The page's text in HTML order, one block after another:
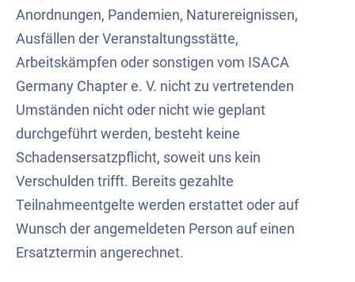
Anordnungen, Pandemien, Naturereignissen,
Ausfällen der Veranstaltungsstätte,
Arbeitskämpfen oder sonstigen vom ISACA
Germany Chapter e. V. nicht zu vertretenden
Umständen nicht oder nicht wie geplant
durchgeführt werden, besteht keine
Schadensersatzpflicht, soweit uns kein
Verschulden trifft. Bereits gezahlte
Teilnahmeentgelte werden erstattet oder auf
Wunsch der angemeldeten Person auf einen
Ersatztermin angerechnet.